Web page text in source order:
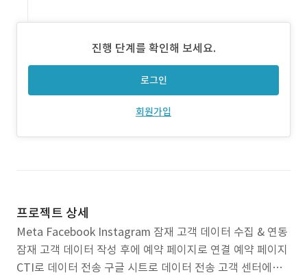
진행 단계를 확인해 보세요.
로그인
회원가입
프로젝트 상세
Meta Facebook Instagram 잠재 고객 데이터 수집 & 연동
잠재 고객 데이터 작성 후에 예약 페이지로 연결 예약 페이지
CTI로 데이터 전송 구글 시트로 데이터 전송 고객 센터에서